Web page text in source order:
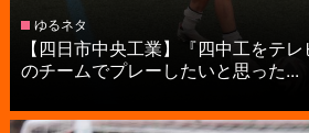
ゆるネタ
【四日市中央工業】『四中工をテ
のチームでプレーしたいと思った...